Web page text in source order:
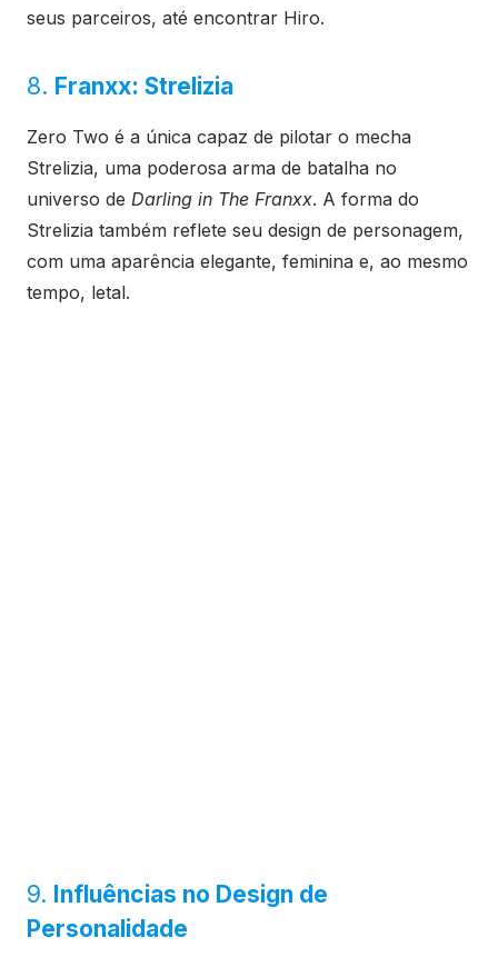
seus parceiros, até encontrar Hiro.
8. Franxx: Strelizia
Zero Two é a única capaz de pilotar o mecha
Strelizia, uma poderosa arma de batalha no
universo de Darling in The Franxx. A forma do
Strelizia também reflete seu design de personagem,
com uma aparência elegante, feminina e, ao mesmo
tempo, letal.
9. Influências no Design de
Personalidade